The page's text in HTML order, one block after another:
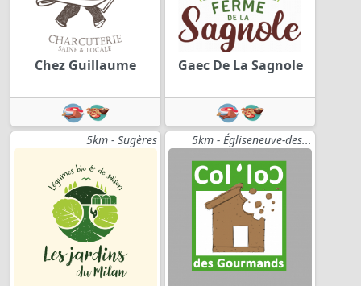
Chez Guillaume Gaec De La Sagnole
5km - Sugères 5km - Égliseneuve-des...